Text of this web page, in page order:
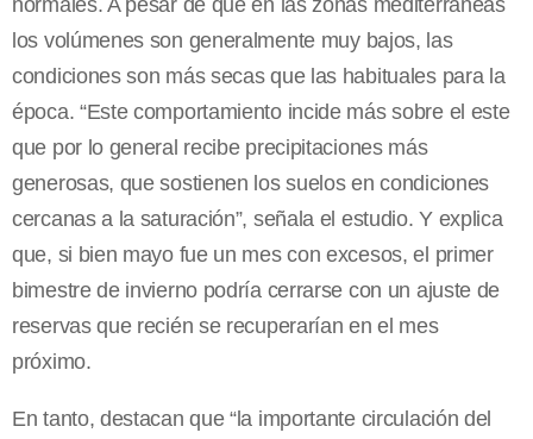
normales. A pesar de que en las zonas mediterráneas
los volúmenes son generalmente muy bajos, las
condiciones son más secas que las habituales para la
época. “Este comportamiento incide más sobre el este
que por lo general recibe precipitaciones más
generosas, que sostienen los suelos en condiciones
cercanas a la saturación”, señala el estudio. Y explica
que, si bien mayo fue un mes con excesos, el primer
bimestre de invierno podría cerrarse con un ajuste de
reservas que recién se recuperarían en el mes
próximo.
En tanto, destacan que “la importante circulación del